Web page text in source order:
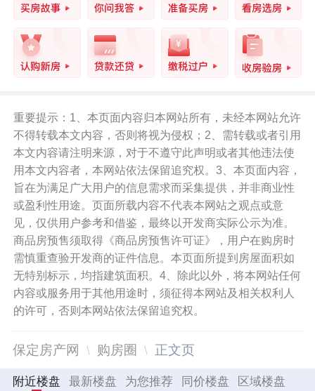
重要提示：1、本页面内容归本网站所有，未经本网站允许
不得转载本文内容，否则将视为侵权；2、需转载或者引用
本文内容请注明来源，对于不遵守此声明或者其他违法使
用本文内容者，本网站依法保留追究权。3、本页面内容，
旨在为满足广大用户的信息需求而采集提供，并非商业性
或盈利性用途。页面所载内容不代表本网站之观点或意
见，仅供用户参考和借鉴，最终以开发商实际公示为准。
商品房预售须取得《商品房预售许可证》，用户在购房时
需慎重查验开发商的证件信息。本页面所提到房屋面积如
无特别标示，均指建筑面积。4、除此以外，将本网站任何
内容或服务用于其他用途时，须征得本网站及相关权利人
的许可，否则本网站依法保留追究权。
保定房产网 购房圈 正文页
附近楼盘 最新楼盘 为您推荐 同价楼盘 区域楼盘